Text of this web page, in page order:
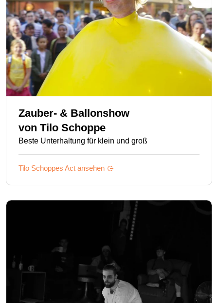
Zauber- & Ballonshow
von Tilo Schoppe
Beste Unterhaltung für klein und groß
Tilo Schoppes Act ansehen